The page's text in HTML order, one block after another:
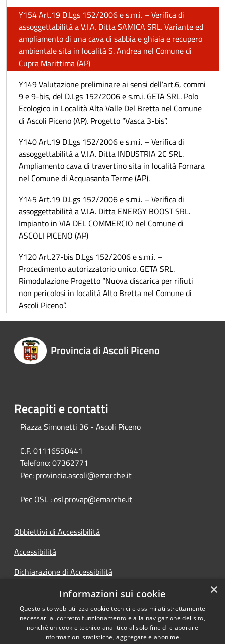
Y154 Art.19 D.Lgs 152/2006 e s.m.i. – Verifica di
assoggettabilità a V.I.A. Ditta SAMICA SRL. Variante ed
ampliamento di una cava di sabbia e ghiaia e recupero
ambientale sita in località S. Andrea nel Comune di
Cupra Marittima (AP)
Y149 Valutazione preliminare ai sensi dell’art.6, commi
9 e 9-bis, del D.Lgs 152/2006 e s.m.i. GETA SRL. Polo
Ecologico in Località Alta Valle Del Bretta nel Comune
di Ascoli Piceno (AP). Progetto “Vasca 3-bis”.
Y140 Art.19 D.Lgs 152/2006 e s.m.i. – Verifica di
assoggettabilità a V.I.A. Ditta INDUSTRIA 2C SRL.
Ampliamento cava di travertino sita in località Fornara
nel Comune di Acquasanta Terme (AP).
Y145 Art.19 D.Lgs 152/2006 e s.m.i. – Verifica di
assoggettabilità a V.I.A. Ditta ENERGY BOOST SRL.
Impianto in VIA DEL COMMERCIO nel Comune di
ASCOLI PICENO (AP)
Y120 Art.27-bis D.Lgs 152/2006 e s.m.i. –
Procedimento autorizzatorio unico. GETA SRL.
Rimodulazione Progetto “Nuova discarica per rifiuti
non pericolosi in località Alto Bretta nel Comune di
Ascoli Piceno”.
Provincia di Ascoli Piceno
Recapiti e contatti
Piazza Simonetti 36 - Ascoli Piceno
C.F. 01116550441
Telefono:07362771
Pec: provincia.ascoli@emarche.it
Pec OSL : osl.provap@emarche.it
Obbiettivi di Accessibilità
Accessibilità
Dichiarazione di Accessibilità
Accesso Civico
Copyright © 2026 • Provincia di
×
Informazioni sui cookie
Questo sito web utilizza cookie tecnici e assimilati strettamente
necessari al corretto funzionamento e alla navigazione del sito,
nonché un cookie tecnico analitico al solo fine di elaborare
informazioni statistiche, aggregate e anonime.